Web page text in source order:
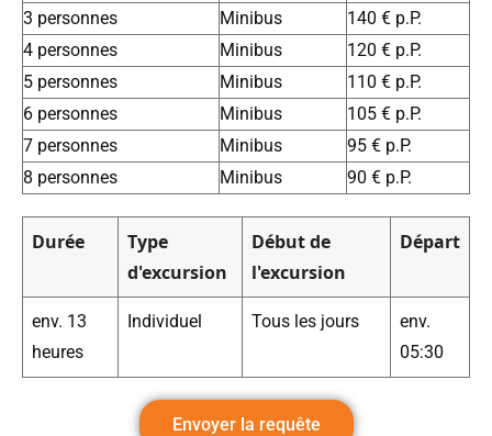
3 personnes
Minibus
140 € p.P.
4 personnes
Minibus
120 € p.P.
5 personnes
Minibus
110 € p.P.
6 personnes
Minibus
105 € p.P.
7 personnes
Minibus
95 € p.P.
8 personnes
Minibus 90 € p.P.
Durée
Type
d'excursion
Début de
l'excursion
Départ
env. 13
heures
Individuel Tous les jours
env.
05:30
Envoyer la requête